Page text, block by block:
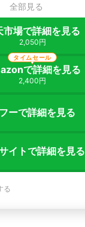
全部見る
市場で詳細を見る
2,050円
で詳細を見る
2,400円
タイムセール
ーで詳細を見る
イトで詳細を見る
る